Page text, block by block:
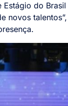
do
novos